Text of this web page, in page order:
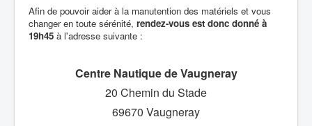
Afin de pouvoir aider à la manutention des matériels et vous
changer en toute sérénité, rendez-vous est donc donné à
19h45 à l'adresse suivante :
Centre Nautique de Vaugneray
20 Chemin du Stade
69670 Vaugneray